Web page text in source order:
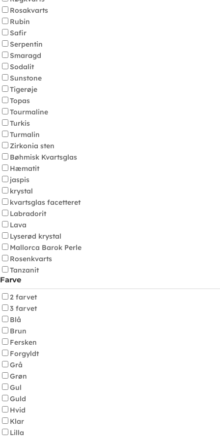
Rosakvarts
Rubin
Safir
Serpentin
Smaragd
Sodalit
Sunstone
Tigerøje
Topas
Tourmaline
Turkis
Turmalin
Zirkonia sten
Bøhmisk Kvartsglas
Hæmatit
jaspis
krystal
kvartsglas facetteret
Labradorit
Lava
Lyserød krystal
Mallorca Barok Perle
Rosenkvarts
Tanzanit
Farve
2 farvet
3 farvet
Blå
Brun
Fersken
Forgyldt
Grå
Grøn
Gul
Guld
Hvid
Klar
Lilla